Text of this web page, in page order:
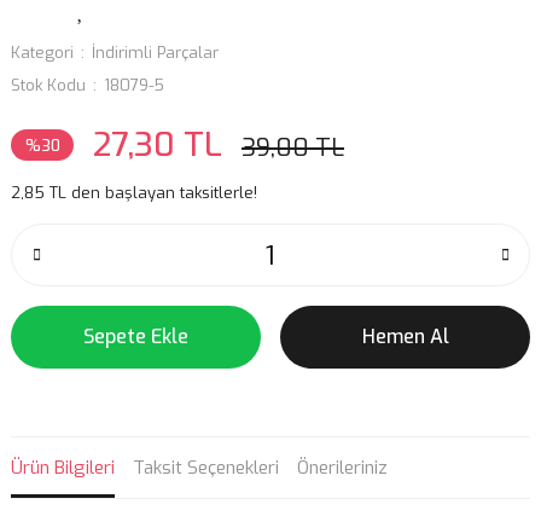
Kategori
İndirimli Parçalar
Stok Kodu
18079-5
%30 27,30 TL 39,00 TL
2,85 TL den başlayan taksitlerle!
Sepete Ekle Hemen Al
Ürün Bilgileri Taksit Seçenekleri Önerileriniz